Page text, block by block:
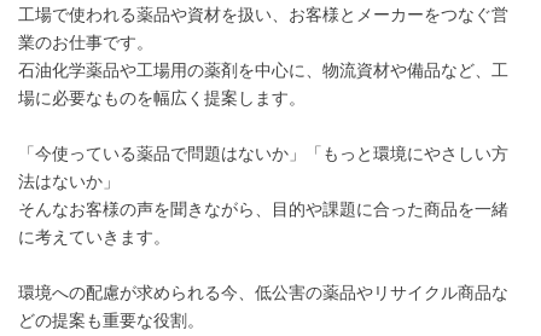
工場で使われる薬品や資材を扱い、お客様とメーカーをつなぐ営
業のお仕事です。
石油化学薬品や工場用の薬剤を中心に、物流資材や備品など、工
場に必要なものを幅広く提案します。
「今使っている薬品で問題はないか」「もっと環境にやさしい方
法はないか」
そんなお客様の声を聞きながら、目的や課題に合った商品を一緒
に考えていきます。
環境への配慮が求められる今、低公害の薬品やリサイクル商品な
どの提案も重要な役割。